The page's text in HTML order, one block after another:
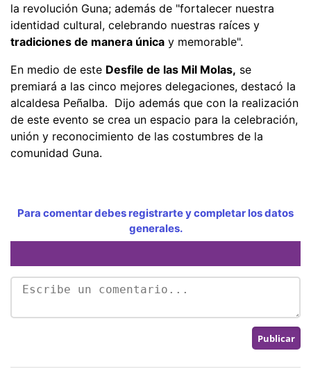
la revolución Guna; además de "fortalecer nuestra
identidad cultural, celebrando nuestras raíces y
tradiciones de manera única y memorable".
En medio de este Desfile de las Mil Molas, se
premiará a las cinco mejores delegaciones, destacó la
alcaldesa Peñalba. Dijo además que con la realización
de este evento se crea un espacio para la celebración,
unión y reconocimiento de las costumbres de la
comunidad Guna.
Para comentar debes registrarte y completar los datos
generales.